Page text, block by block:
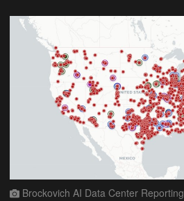
Brockovich AI Data Center Reporting